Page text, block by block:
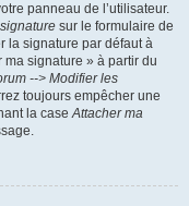
panneau de l’utilisateur.
sur le formulaire de
la signature par défaut à
ma signature » à partir du
--> Modifier les
toujours empêcher une
la caseAttacher ma